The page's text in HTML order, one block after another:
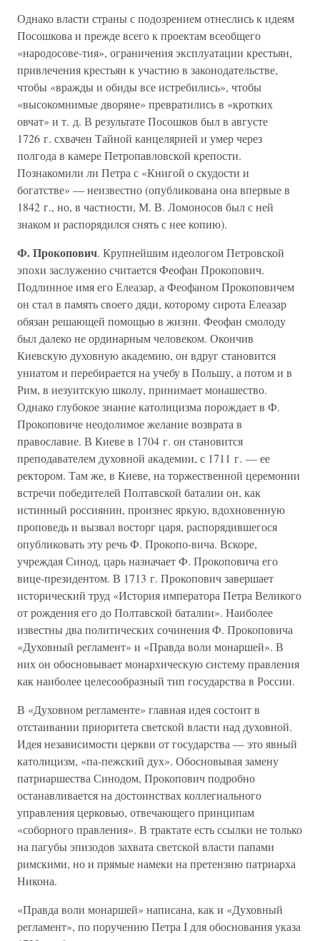
Однако власти страны с подозрением отнеслись к идеям
Посошкова и прежде всего к проектам всеобщего
«народосове-тия», ограничения эксплуатации крестьян,
привлечения крестьян к участию в законодательстве,
чтобы «вражды и обиды все истребились», чтобы
«высокомнимые дворяне» превратились в «кротких
овчат» и т. д. В результате Посошков был в августе
1726 г. схвачен Тайной канцелярией и умер через
полгода в камере Петропавловской крепости.
Познакомили ли Петра с «Книгой о скудости и
богатстве» — неизвестно (опубликована она впервые в
1842 г., но, в частности, М. В. Ломоносов был с ней
знаком и распорядился снять с нее копию).
Ф. Прокопович. Крупнейшим идеологом Петровской
эпохи заслуженно считается Феофан Прокопович.
Подлинное имя его Елеазар, а Феофаном Прокоповичем
он стал в память своего дяди, которому сирота Елеазар
обязан решающей помощью в жизни. Феофан смолоду
был далеко не ординарным человеком. Окончив
Киевскую духовную академию, он вдруг становится
униатом и перебирается на учебу в Польшу, а потом и в
Рим, в иезуитскую школу, принимает монашество.
Однако глубокое знание католицизма порождает в Ф.
Прокоповиче неодолимое желание возврата в
православие. В Киеве в 1704 г. он становится
преподавателем духовной академии, с 1711 г. — ее
ректором. Там же, в Киеве, на торжественной церемонии
встречи победителей Полтавской баталии он, как
истинный россиянин, произнес яркую, вдохновенную
проповедь и вызвал восторг царя, распорядившегося
опубликовать эту речь Ф. Прокопо-вича. Вскоре,
учреждая Синод, царь назначает Ф. Прокоповича его
вице-президентом. В 1713 г. Прокопович завершает
исторический труд «История императора Петра Великого
от рождения его до Полтавской баталии». Наиболее
известны два политических сочинения Ф. Прокоповича
«Духовный регламент» и «Правда воли монаршей». В
них он обосновывает монархическую систему правления
как наиболее целесообразный тип государства в России.
В «Духовном регламенте» главная идея состоит в
отстаивании приоритета светской власти над духовной.
Идея независимости церкви от государства — это явный
католицизм, «па-пежский дух». Обосновывая замену
патриаршества Синодом, Прокопович подробно
останавливается на достоинствах коллегиального
управления церковью, отвечающего принципам
«соборного правления». В трактате есть ссылки не только
на пагубы эпизодов захвата светской власти папами
римскими, но и прямые намеки на претензию патриарха
Никона.
«Правда воли монаршей» написана, как и «Духовный
регламент», по поручению Петра I для обоснования указа